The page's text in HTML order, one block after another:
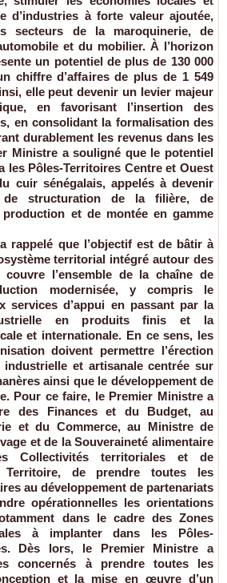
d’industries à forte valeur ajoutée,
secteurs de la maroquinerie, de
et du mobilier. À l’horizon
un potentiel de plus de 130 000
chiffre d’affaires de plus de 1 549
elle peut devenir un levier majeur
en favorisant l’insertion des
en consolidant la formalisation des
durablement les revenus dans les
Ministre a souligné que le potentiel
les Pôles-Territoires Centre et Ouest
cuir sénégalais, appelés à devenir
de structuration de la filière, de
et de montée en gamme
rappelé que l’objectif est de bâtir à
territorial intégré autour des
l’ensemble de la chaîne de
modernisée, y compris le
services d’appui en passant par la
en produits finis et la
et internationale. En ce sens, les
doivent permettre l’érection
industrielle et artisanale centrée sur
ainsi que le développement de
Pour ce faire, le Premier Ministre a
des Finances et du Budget, au
et du Commerce, au Ministre de
et de la Souveraineté alimentaire
Collectivités territoriales et de
Territoire, de prendre toutes les
au développement de partenariats
opérationnelles les orientations
dans le cadre des Zones
à implanter dans les Pôles-
Dès lors, le Premier Ministre a
concernés à prendre toutes les
et la mise en œuvre d’un